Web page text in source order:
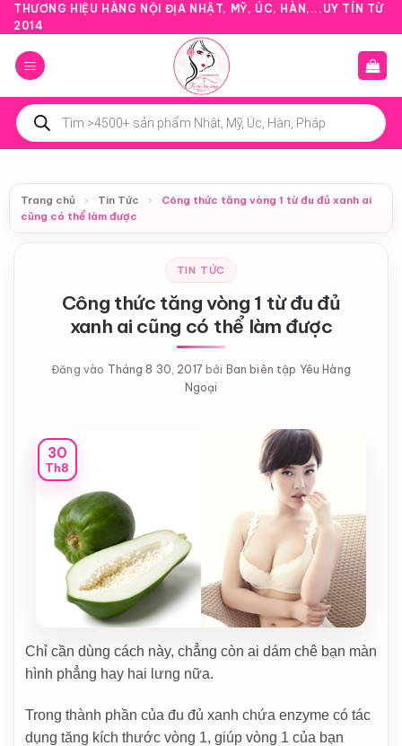
Bỏ
qua
nội
dung
THƯƠNG HIỆU HÀNG NỘI ĐỊA NHẬT, MỸ, ÚC, HÀN,...UY TÍN TỪ
2014
Tìm
kiếm
sản
phẩm
Trang chủ › Tin Tức ›
Công thức tăng vòng 1 từ đu đủ xanh ai
cũng có thể làm được
TIN TỨC
Công thức tăng vòng 1 từ đu đủ
xanh ai cũng có thể làm được
Đăng vào Tháng 8 30, 2017 bởi Ban biên tập Yêu Hàng
Ngoại
30
Th8
Chỉ cần dùng cách này, chẳng còn ai dám chê bạn màn
hình phẳng hay hai lưng nữa.
Trong thành phần của đu đủ xanh chứa enzyme có tác
dụng tăng kích thước vòng 1, giúp vòng 1 của bạn